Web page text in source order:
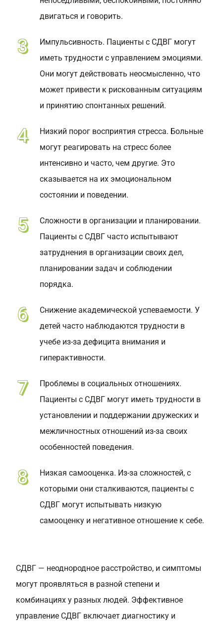
двигаться и говорить.
Импульсивность. Пациенты с СДВГ могут
иметь трудности с управлением эмоциями.
Они могут действовать неосмысленно, что
может привести к рискованным ситуациям
и принятию спонтанных решений.
Низкий порог восприятия стресса. Больные
могут реагировать на стресс более
интенсивно и часто, чем другие. Это
сказывается на их эмоциональном
состоянии и поведении.
Сложности в организации и планировании.
Пациенты с СДВГ часто испытывают
затруднения в организации своих дел,
планировании задач и соблюдении
порядка.
Снижение академической успеваемости. У
детей часто наблюдаются трудности в
учебе из-за дефицита внимания и
гиперактивности.
Проблемы в социальных отношениях.
Пациенты с СДВГ могут иметь трудности в
установлении и поддержании дружеских и
межличностных отношений из-за своих
особенностей поведения.
Низкая самооценка. Из-за сложностей, с
которыми они сталкиваются, пациенты с
СДВГ могут испытывать низкую
самооценку и негативное отношение к себе.
СДВГ — неоднородное расстройство, и симптомы
могут проявляться в разной степени и
комбинациях у разных людей. Эффективное
управление СДВГ включает диагностику и